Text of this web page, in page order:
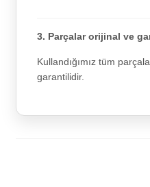
3. Parçalar orijinal ve
Kullandığımız tüm
garantilidir.